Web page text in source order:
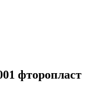
фторопласт